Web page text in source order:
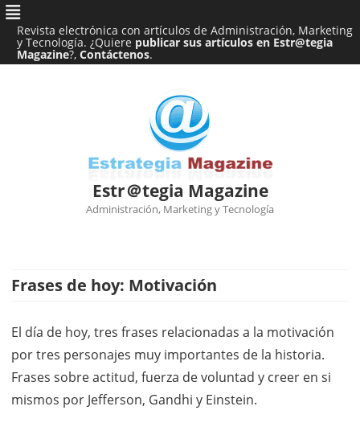
Revista electrónica con artículos de Administración, Marketing
y Tecnología. ¿Quiere publicar sus artículos en Estr@tegia
Magazine?, Contáctenos.
Estr＠tegia Magazine
Administración, Marketing y Tecnología
contenido
Frases de hoy: Motivación
El día de hoy, tres frases relacionadas a la motivación
por tres personajes muy importantes de la historia.
Frases sobre actitud, fuerza de voluntad y creer en si
mismos por Jefferson, Gandhi y Einstein.